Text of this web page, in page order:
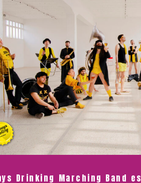
Drinking Marching Band